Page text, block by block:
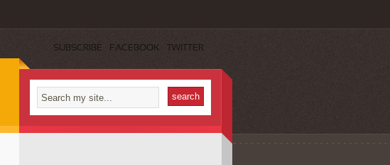
SUBSCRIBE FACEBOOK TWITTER